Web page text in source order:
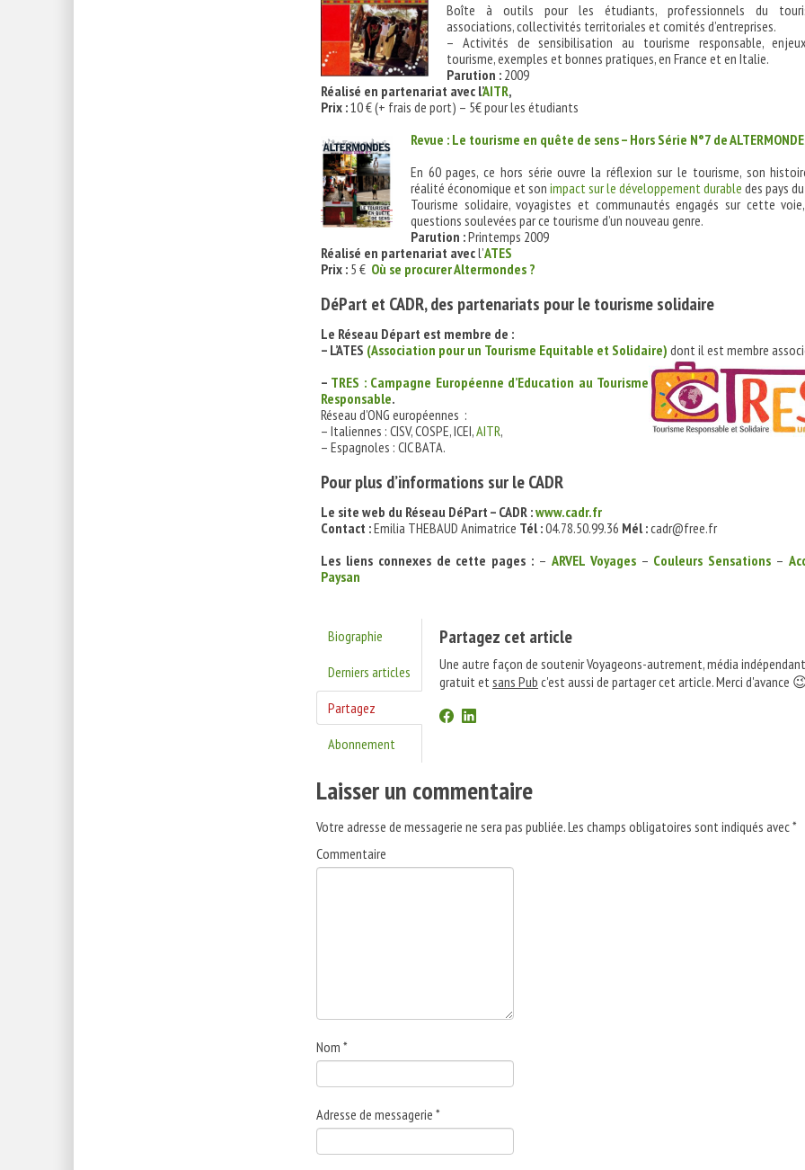
Boîte à outils pour les étudiants, professionnels du
associations, collectivités territoriales et comités d’entreprises.
– Activités de sensibilisation au tourisme responsable,
tourisme, exemples et bonnes pratiques, en France et en Italie.
Parution : 2009
Réalisé en partenariat avec l’AITR,
Prix :10 € (+ frais de port) – 5€ pour les étudiants
Revue : Le tourisme en quête de sens – Hors Série N°7 de
En 60 pages, ce hors série ouvre la réflexion sur le tourisme, son
réalité économique et son impact sur le développement durable des pays
Tourisme solidaire, voyagistes et communautés engagés sur cette
questions soulevées par ce tourisme d’un nouveau genre.
Parution :Printemps 2009
Réalisé en partenariat avecl’ATES
Prix : 5 € Où se procurer Altermondes ?
DéPart et CADR, des partenariats pour le tourisme solidaire
Le Réseau Départ est membre de :
– L’ATES (Association pour un Tourisme Equitable et Solidaire) dont il est membre
– TRES : Campagne Européenne d’Education au Tourisme
Responsable.
Réseau d’ONG européennes :
– Italiennes : CISV, COSPE, ICEI,AITR,
– Espagnoles : CIC BATA.
Pour plus d’informations sur le CADR
Le site web du Réseau DéPart – CADR :www.cadr.fr
Contact :Emilia THEBAUD Animatrice Tél :04.78.50.99.36 Mél :cadr@free.fr
Les liens connexes de cette pages : – ARVEL Voyages– Couleurs Sensations –
Paysan
Biographie
Derniers articles
Partagez
Abonnement
Partagez cet article
Une autre façon de soutenir Voyageons-autrement, média
gratuit etsans Pub c'est aussi de partager cet article. Merci d'avance
Laisser un commentaire
Votre adresse de messagerie ne sera pas publiée.Les champs obligatoires sont indiqués avec*
Commentaire
Nom *
Adresse de messagerie *